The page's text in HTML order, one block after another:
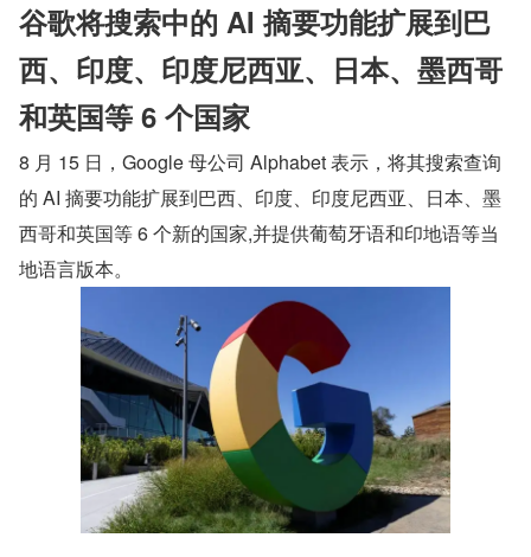
谷歌将搜索中的 AI 摘要功能扩展到巴
西、印度、印度尼西亚、日本、墨西哥
和英国等 6 个国家
8 月 15 日，Google 母公司 Alphabet 表示，将其搜索查询
的 AI 摘要功能扩展到巴西、印度、印度尼西亚、日本、墨
西哥和英国等 6 个新的国家,并提供葡萄牙语和印地语等当
地语言版本。